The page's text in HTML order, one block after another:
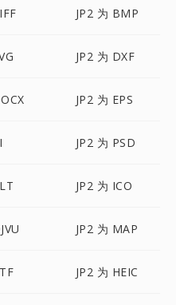
JP2 为 BMP
JP2 为 DXF
JP2 为 EPS
JP2 为 PSD
JP2 为 ICO
JP2 为 MAP
JP2 为 HEIC